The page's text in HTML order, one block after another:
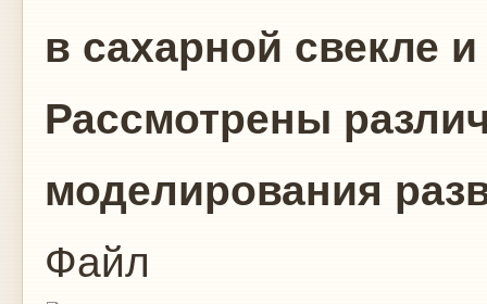
в сахарной свекле
Рассмотрены
моделирования
Файл